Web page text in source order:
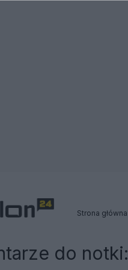
Strona główna
do notki: